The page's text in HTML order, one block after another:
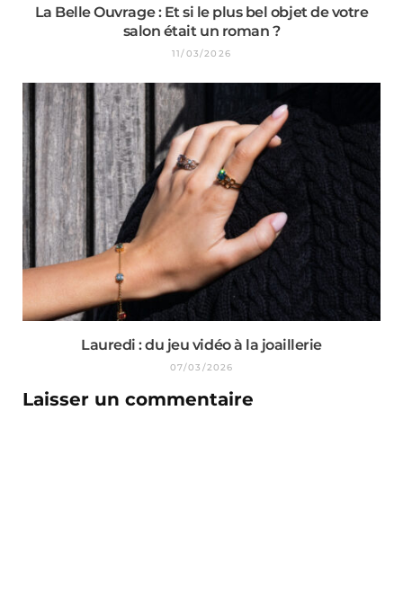
La Belle Ouvrage : Et si le plus bel objet de votre
salon était un roman ?
11/03/2026
Lauredi : du jeu vidéo à la joaillerie
07/03/2026
Laisser un commentaire